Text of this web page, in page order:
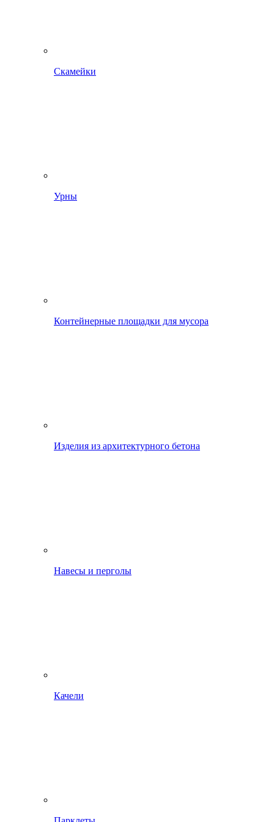
Скамейки
Урны
Контейнерные площадки для мусора
Изделия из архитектурного бетона
Навесы и перголы
Качели